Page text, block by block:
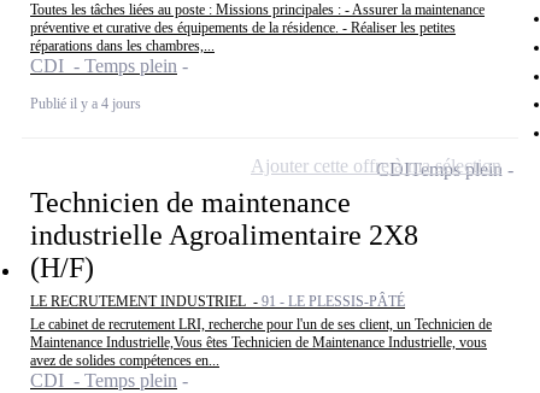
Toutes les tâches liées au poste : Missions principales : - Assurer la maintenance
préventive et curative des équipements de la résidence. - Réaliser les petites
réparations dans les chambres,...
CDI - Temps plein
Publié il y a 4 jours
Technicien de maintenance
industrielle Agroalimentaire 2X8
(H/F)
LE RECRUTEMENT INDUSTRIEL - 91 - LE PLESSIS-PÂTÉ
Le cabinet de recrutement LRI, recherche pour l'un de ses client, un Technicien de
Maintenance Industrielle,Vous êtes Technicien de Maintenance Industrielle, vous
avez de solides compétences en...
CDI - Temps plein
CDITemps plein
Ajouter cette offre à ma sélection